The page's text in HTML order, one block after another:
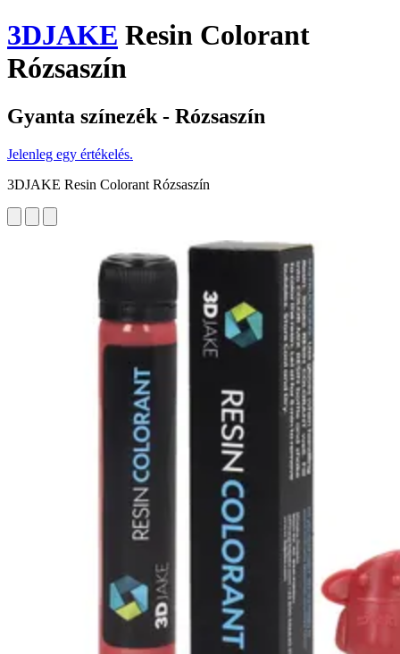
3DJAKE Resin Colorant
Rózsaszín
Gyanta színezék - Rózsaszín
Jelenleg egy értékelés.
3DJAKE Resin Colorant Rózsaszín